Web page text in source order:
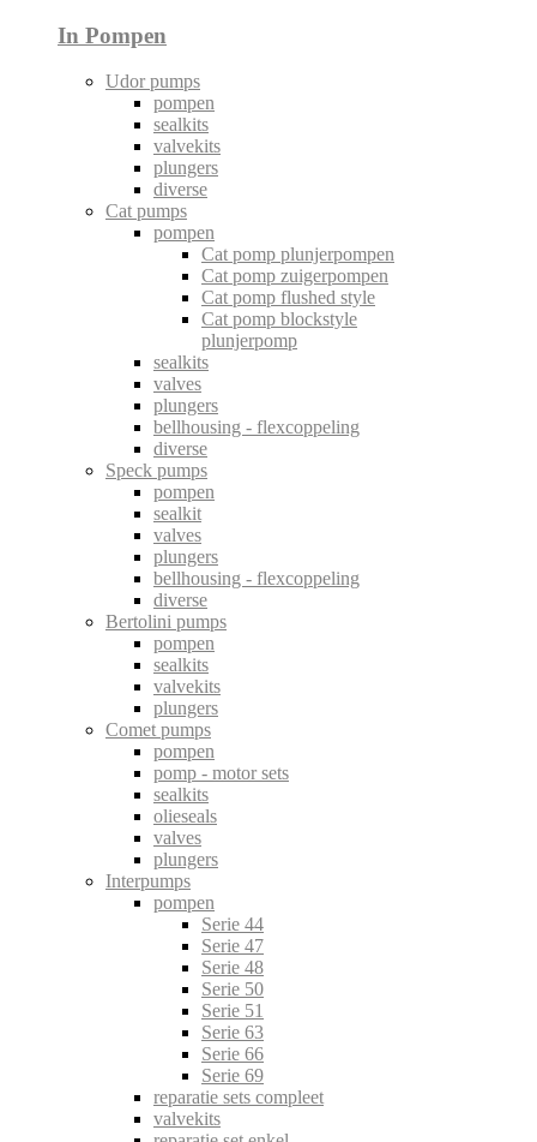
In Pompen
Udor pumps
pompen
sealkits
valvekits
plungers
diverse
Cat pumps
pompen
Cat pomp plunjerpompen
Cat pomp zuigerpompen
Cat pomp flushed style
Cat pomp blockstyle
plunjerpomp
sealkits
valves
plungers
bellhousing - flexcoppeling
diverse
Speck pumps
pompen
sealkit
valves
plungers
bellhousing - flexcoppeling
diverse
Bertolini pumps
pompen
sealkits
valvekits
plungers
Comet pumps
pompen
pomp - motor sets
sealkits
olieseals
valves
plungers
Interpumps
pompen
Serie 44
Serie 47
Serie 48
Serie 50
Serie 51
Serie 63
Serie 66
Serie 69
reparatie sets compleet
valvekits